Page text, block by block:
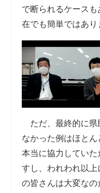
で断られるケース
在でも簡単ではあり
ただ、最終的に県
なかった例はほと
本当に協力していた
すし、われわれ以
の皆さんは大変な